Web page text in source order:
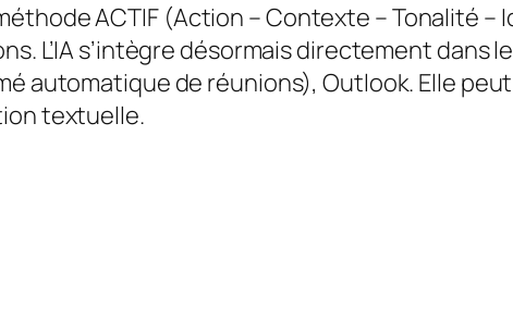
ACTIF (Action – Contexte – Tonalité –
L’IA s’intègre désormais directement dans
automatique de réunions), Outlook. Elle
textuelle.